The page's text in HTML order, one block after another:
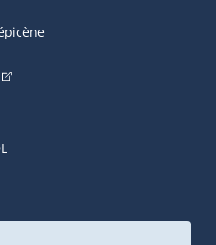
hyperlien externe s'ouvrira